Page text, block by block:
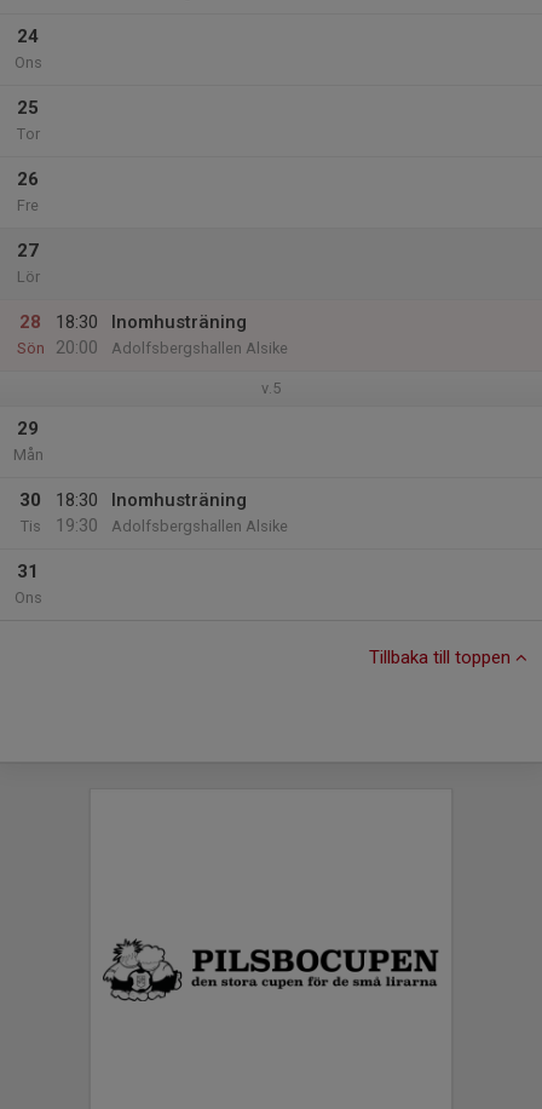
24
Ons
25
Tor
26
Fre
27
Lör
28
Sön
18:30
20:00
Inomhusträning
Adolfsbergshallen Alsike
v.5
29
Mån
30
Tis
18:30
19:30
Inomhusträning
Adolfsbergshallen Alsike
31
Ons
Tillbaka till toppen